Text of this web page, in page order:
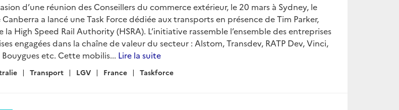
d’une réunion des Conseillers du commerce extérieur, le 20 mars à Sydney, le
Canberra a lancé une Task Force dédiée aux transports en présence de Tim Parker,
la High Speed Rail Authority (HSRA). L’initiative rassemble l’ensemble des entreprises
engagées dans la chaîne de valeur du secteur : Alstom, Transdev, RATP Dev, Vinci,
Bouygues etc. Cette mobilis... Lire la suite
Transport LGV France Taskforce